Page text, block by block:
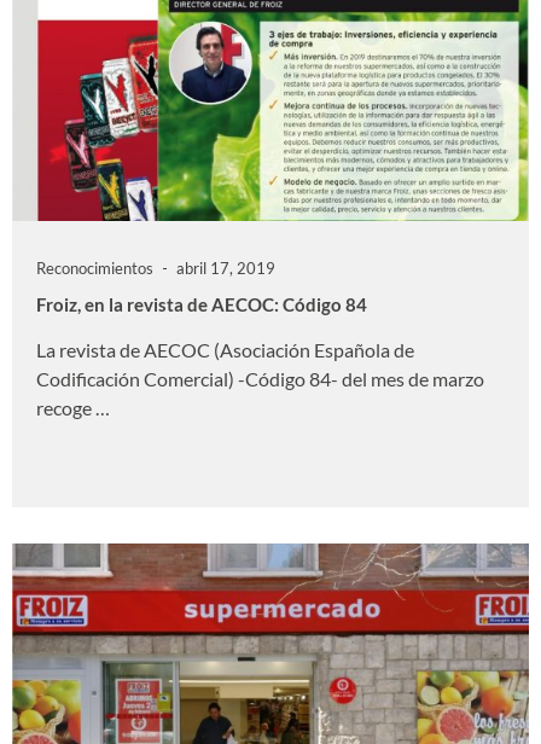
Reconocimientos abril 17, 2019
Froiz, en la revista de AECOC: Código 84
La revista de AECOC (Asociación Española de
Codificación Comercial) -Código 84- del mes de marzo
recoge …